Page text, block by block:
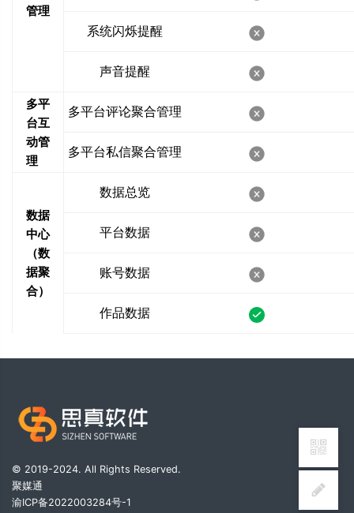
管理
系统闪烁提醒
声音提醒
多平
台互
动管
理
多平台评论聚合管理
多平台私信聚合管理
数据
中心
（数
据聚
合）
数据总览
平台数据
账号数据
作品数据
© 2019-2024. All Rights Reserved.
聚媒通
渝ICP备2022003284号-1